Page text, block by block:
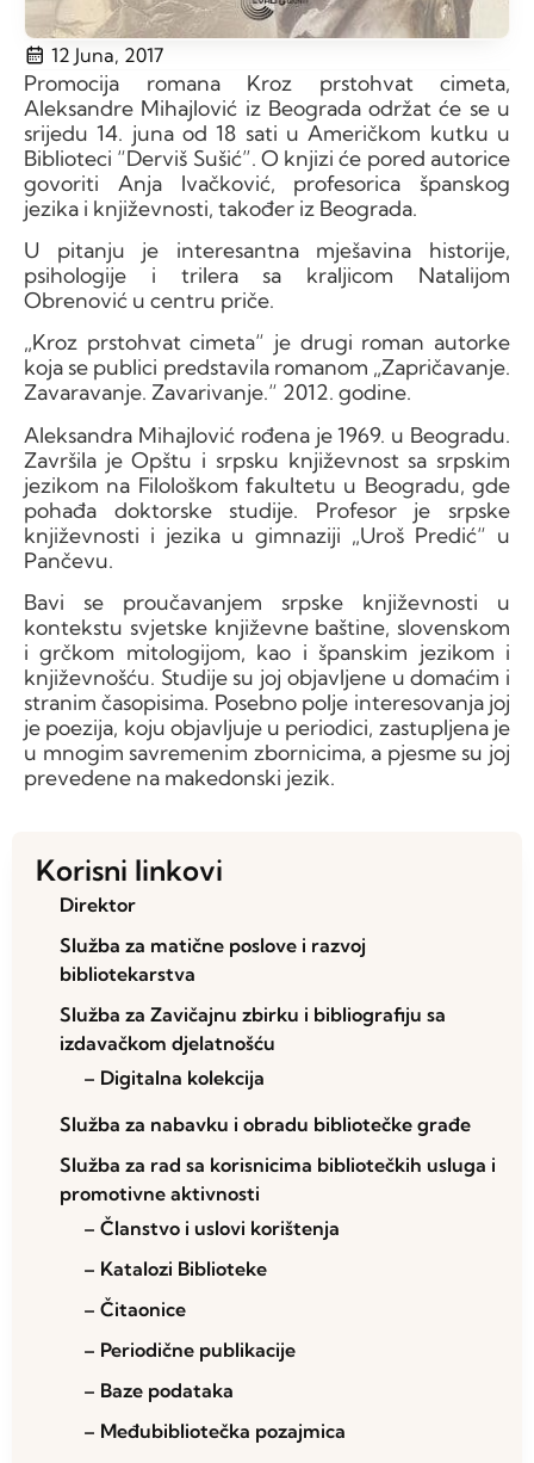
12 Juna, 2017
Promocija romana Kroz prstohvat cimeta,
Aleksandre Mihajlović iz Beograda održat će se u
srijedu 14. juna od 18 sati u Američkom kutku u
Biblioteci “Derviš Sušić”. O knjizi će pored autorice
govoriti Anja Ivačković, profesorica španskog
jezika i književnosti, također iz Beograda.
U pitanju je interesantna mješavina historije,
psihologije i trilera sa kraljicom Natalijom
Obrenović u centru priče.
„Kroz prstohvat cimeta“ je drugi roman autorke
koja se publici predstavila romanom „Zapričavanje.
Zavaravanje. Zavarivanje.“ 2012. godine.
Aleksandra Mihajlović rođena je 1969. u Beogradu.
Završila je Opštu i srpsku književnost sa srpskim
jezikom na Filološkom fakultetu u Beogradu, gde
pohađa doktorske studije. Profesor je srpske
književnosti i jezika u gimnaziji „Uroš Predić“ u
Pančevu.
Bavi se proučavanjem srpske književnosti u
kontekstu svjetske književne baštine, slovenskom
i grčkom mitologijom, kao i španskim jezikom i
književnošću. Studije su joj objavljene u domaćim i
stranim časopisima. Posebno polje interesovanja joj
je poezija, koju objavljuje u periodici, zastupljena je
u mnogim savremenim zbornicima, a pjesme su joj
prevedene na makedonski jezik.
Korisni linkovi
Direktor
Služba za matične poslove i razvoj
bibliotekarstva
Služba za Zavičajnu zbirku i bibliografiju sa
izdavačkom djelatnošću
– Digitalna kolekcija
Služba za nabavku i obradu bibliotečke građe
Služba za rad sa korisnicima bibliotečkih usluga i
promotivne aktivnosti
– Članstvo i uslovi korištenja
– Katalozi Biblioteke
– Čitaonice
– Periodične publikacije
– Baze podataka
– Međubibliotečka pozajmica